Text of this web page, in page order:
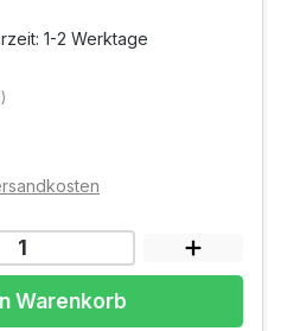
1-2 Werktage
Warenkorb